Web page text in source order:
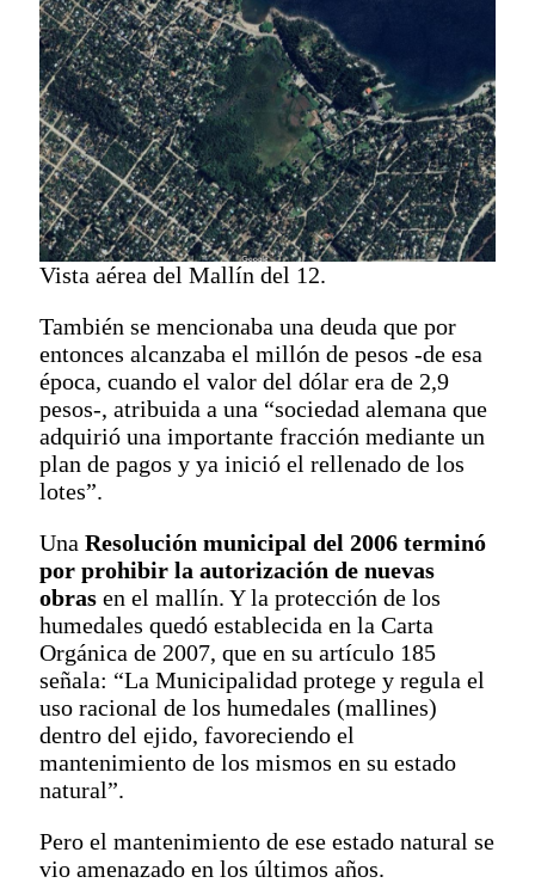
Vista aérea del Mallín del 12.
También se mencionaba una deuda que por
entonces alcanzaba el millón de pesos -de esa
época, cuando el valor del dólar era de 2,9
pesos-, atribuida a una “sociedad alemana que
adquirió una importante fracción mediante un
plan de pagos y ya inició el rellenado de los
lotes”.
Una Resolución municipal del 2006 terminó
por prohibir la autorización de nuevas
obras en el mallín. Y la protección de los
humedales quedó establecida en la Carta
Orgánica de 2007, que en su artículo 185
señala: “La Municipalidad protege y regula el
uso racional de los humedales (mallines)
dentro del ejido, favoreciendo el
mantenimiento de los mismos en su estado
natural”.
Pero el mantenimiento de ese estado natural se
vio amenazado en los últimos años.